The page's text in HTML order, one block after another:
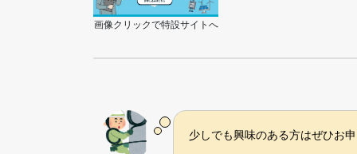
画像クリックで特設サイトへ
少しでも興味のある方はぜひお